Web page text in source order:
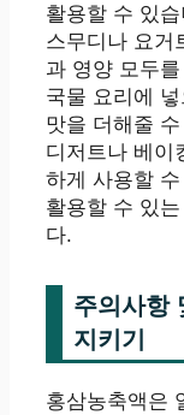
활용할 수 있
스무디나 요거
과 영양 모두
국물 요리에
맛을 더해줄
디저트나 베이
하게 사용할
활용할 수 있
다.
주의사항
지키기
홍삼농축액은